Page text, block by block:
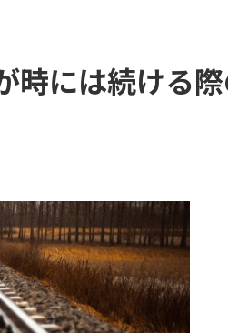
時には続ける